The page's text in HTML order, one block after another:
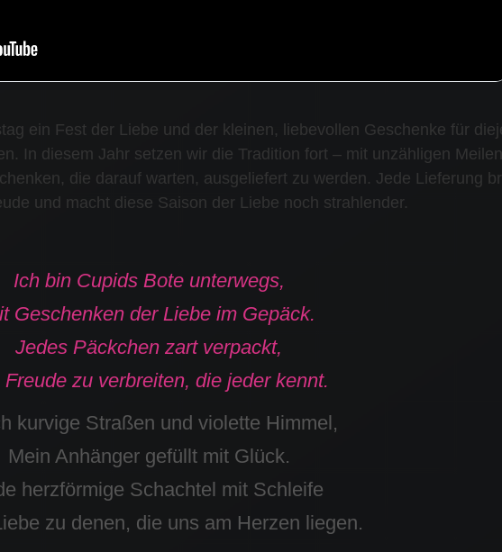
ein Fest der Liebe und der kleinen, liebevollen Geschenke für
In diesem Jahr setzen wir die Tradition fort – mit unzähligen
die darauf warten, ausgeliefert zu werden. Jede Lieferung
und macht diese Saison der Liebe noch strahlender.
Ich bin Cupids Bote unterwegs,
Geschenken der Liebe im Gepäck.
Jedes Päckchen zart verpackt,
Freude zu verbreiten, die jeder kennt.
kurvige Straßen und violette Himmel,
Mein Anhänger gefüllt mit Glück.
herzförmige Schachtel mit Schleife
zu denen, die uns am Herzen liegen.